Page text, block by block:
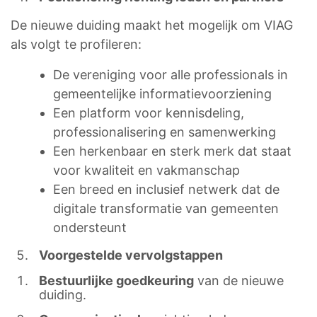
De nieuwe duiding maakt het mogelijk om VIAG
als volgt te profileren:
De vereniging voor alle professionals in
gemeentelijke informatievoorziening
Een platform voor kennisdeling,
professionalisering en samenwerking
Een herkenbaar en sterk merk dat staat
voor kwaliteit en vakmanschap
Een breed en inclusief netwerk dat de
digitale transformatie van gemeenten
ondersteunt
Voorgestelde vervolgstappen
Bestuurlijke goedkeuring van de nieuwe
duiding.